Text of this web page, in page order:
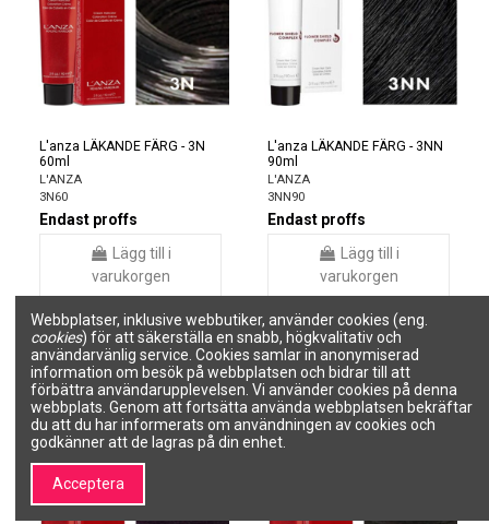
L'anza LÄKANDE FÄRG - 3N
60ml
L'ANZA
3N60
Endast proffs
Lägg till i
varukorgen
L'anza LÄKANDE FÄRG - 3NN
90ml
L'ANZA
3NN90
Endast proffs
Lägg till i
varukorgen
Webbplatser, inklusive webbutiker, använder cookies (eng.
cookies) för att säkerställa en snabb, högkvalitativ och
användarvänlig service. Cookies samlar in anonymiserad
information om besök på webbplatsen och bidrar till att
förbättra användarupplevelsen. Vi använder cookies på denna
webbplats. Genom att fortsätta använda webbplatsen bekräftar
du att du har informerats om användningen av cookies och
godkänner att de lagras på din enhet.
Acceptera